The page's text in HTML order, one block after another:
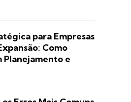
para Empresas
Como
Planejamento e